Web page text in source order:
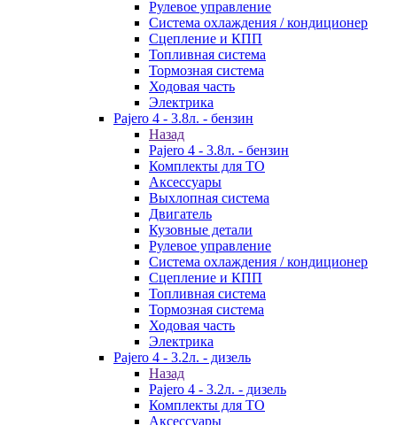
Рулевое управление
Система охлаждения / кондиционер
Сцепление и КПП
Топливная система
Тормозная система
Ходовая часть
Электрика
Pajero 4 - 3.8л. - бензин
Назад
Pajero 4 - 3.8л. - бензин
Комплекты для ТО
Аксессуары
Выхлопная система
Двигатель
Кузовные детали
Рулевое управление
Система охлаждения / кондиционер
Сцепление и КПП
Топливная система
Тормозная система
Ходовая часть
Электрика
Pajero 4 - 3.2л. - дизель
Назад
Pajero 4 - 3.2л. - дизель
Комплекты для ТО
Аксессуары